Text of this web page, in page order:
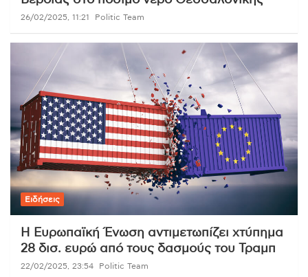
26/02/2025, 11:21 Politic Team
Ειδήσεις
Η Ευρωπαϊκή Ένωση αντιμετωπίζει χτύπημα
28 δισ. ευρώ από τους δασμούς του Τραμπ
22/02/2025, 23:54 Politic Team